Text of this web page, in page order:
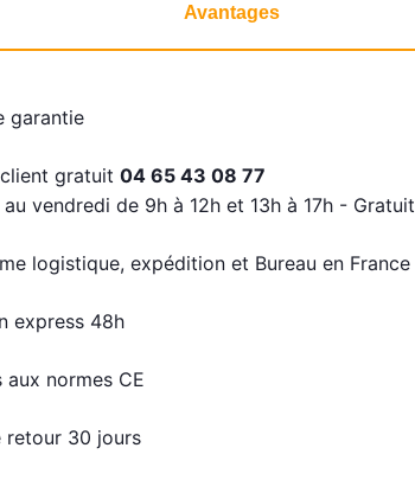
Avantages
garantie
gratuit 04 65 43 08 77
vendredi de 9h à 12h et 13h à 17h - Gratuit
logistique, expédition et Bureau en France
express 48h
aux normes CE
retour 30 jours